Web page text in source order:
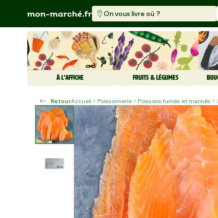
On vous livre où ?
À L'AFFICHE FRUITS & LÉGUMES
RetourAccueil Poissonnerie Poissons fumés et marinés